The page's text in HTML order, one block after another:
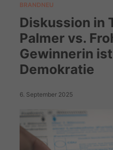
BRANDNEU
Diskussion in
Palmer vs.
Gewinnerin
Demokratie
6. September 2025